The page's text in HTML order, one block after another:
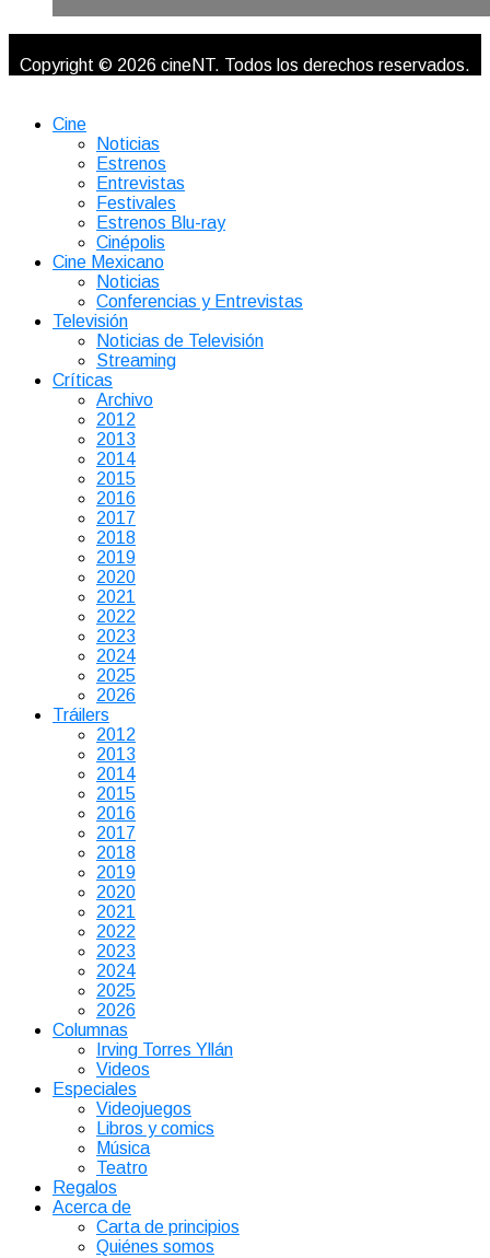
Copyright © 2026 cineNT. Todos los derechos reservados.
Cine
Noticias
Estrenos
Entrevistas
Festivales
Estrenos Blu-ray
Cinépolis
Cine Mexicano
Noticias
Conferencias y Entrevistas
Televisión
Noticias de Televisión
Streaming
Críticas
Archivo
2012
2013
2014
2015
2016
2017
2018
2019
2020
2021
2022
2023
2024
2025
2026
Tráilers
2012
2013
2014
2015
2016
2017
2018
2019
2020
2021
2022
2023
2024
2025
2026
Columnas
Irving Torres Yllán
Videos
Especiales
Videojuegos
Libros y comics
Música
Teatro
Regalos
Acerca de
Carta de principios
Quiénes somos